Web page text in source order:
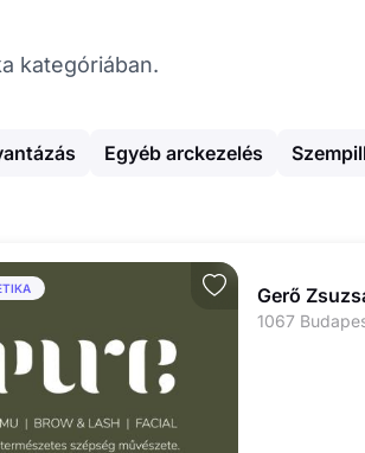
kategóriában.
Egyéb arckezelés
Gerő
1067